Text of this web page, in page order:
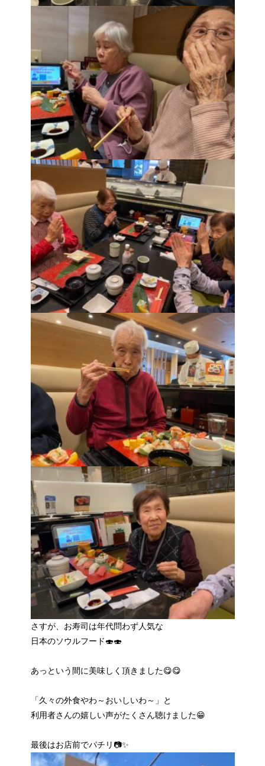
さすが、お寿司は年代問わず人気な
日本のソウルフード🍣🍣
あっという間に美味しく頂きました😋😋
「久々の外食やわ～おいしいわ～」と
利用者さんの嬉しい声がたくさん聴けました😁
最後はお店前でパチリ📷✨